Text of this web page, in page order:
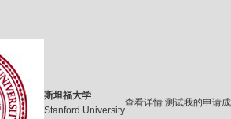
斯坦福大学
Stanford University
查看详情 测试我的申请